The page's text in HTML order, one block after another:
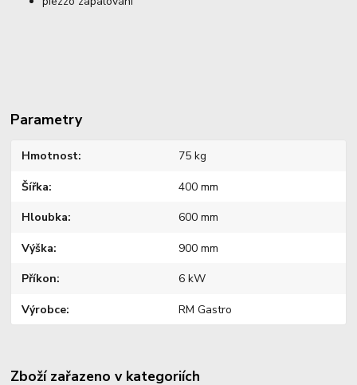
Parametry
Hmotnost 75 kg
Šířka 400 mm
Hloubka 600 mm
Výška 900 mm
Příkon 6 kW
Výrobce RM Gastro
Zboží zařazeno v kategoriích